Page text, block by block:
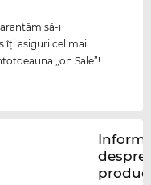
să-i
îţi asiguri cel mai
„on Sale”!
despre